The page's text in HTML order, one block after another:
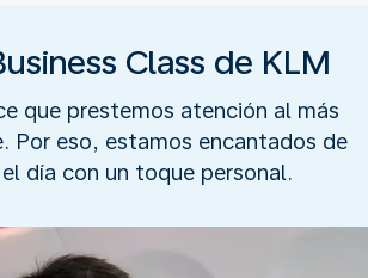
Class de KLM
que prestemos atención al más
Por eso, estamos encantados de
día con un toque personal.